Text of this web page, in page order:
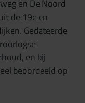
en De Noord
de 19e en
Gedateerde
en bij
beoordeeld op